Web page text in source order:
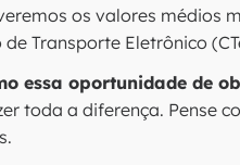
os valores médios
Transporte Eletrônico
essa oportunidade de
toda a diferença. Pense